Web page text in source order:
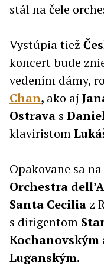
stál na čele
Vystúpia tiež
koncert bude
vedením dámy,
Chan, ako aj
Ostrava s
klaviristom
Opakovane sa
Orchestra
Santa Cecilia z
s dirigentom
Kochanovským
Luganským.